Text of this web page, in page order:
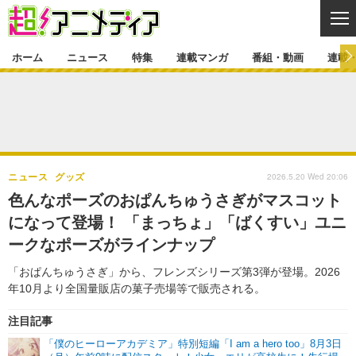
ゲーム・アプリ マンガ
グッズ イベント
声優
舞台 新帝スタ
特集一覧 カバー
ラキりす
連載マンガ
連載マンガ一覧
番組・動画
番組・動画一覧 ラジオ
動画
連載・ブログ
連載・ブログ一覧
編集部ブログ・お知らせ
ホーム ニュース 特集 連載マンガ 番組・動画 連載
色んなポーズのおぱんちゅうさぎがマスコット
になって登場！ 「まっちょ」「ばくすい」ユニ
ークなポーズがラインナップ
「おぱんちゅうさぎ」から、フレンズシリーズ第3弾が登場。2026
年10月より全国量販店の菓子売場等で販売される。
ニュース グッズ
注目記事
「僕のヒーローアカデミア」特別短編「I am a hero too」8月3日
2026.5.20 Wed 20:06